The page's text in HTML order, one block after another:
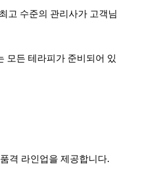
고 수준의 관리사가 고객님
모든 테라피가 준비되어 있
격 라인업을 제공합니다.